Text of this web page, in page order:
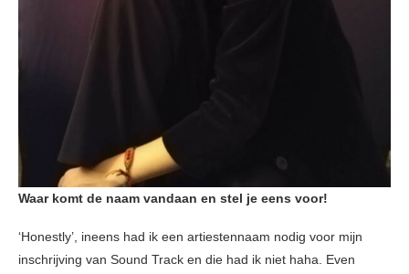
Waar komt de naam vandaan en stel je eens voor!
‘Honestly’, ineens had ik een artiestennaam nodig voor mijn
inschrijving van Sound Track en die had ik niet haha. Even